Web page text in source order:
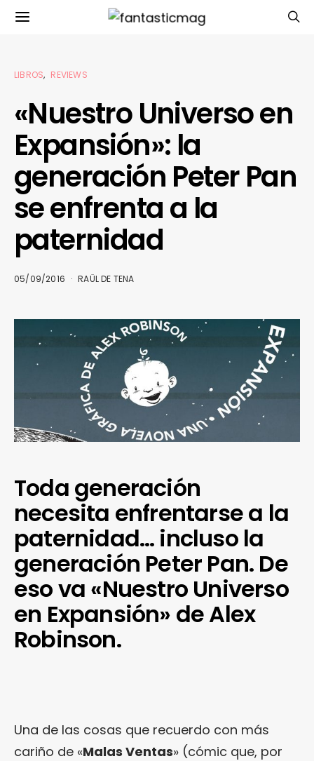
LIBROS REVIEWS
«Nuestro Universo en
Expansión»: la
generación Peter Pan
se enfrenta a la
paternidad
05/09/2016 RAÜL DE TENA
Toda generación
necesita enfrentarse a la
paternidad… incluso la
generación Peter Pan. De
eso va «Nuestro Universo
en Expansión» de Alex
Robinson.
Una de las cosas que recuerdo con más
cariño de «Malas Ventas» (cómic que, por